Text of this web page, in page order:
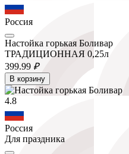
Россия
Настойка горькая Боливар
ТРАДИЦИОННАЯ 0,25л
399.99 ₽
В корзину
4.8
Россия
Для праздника